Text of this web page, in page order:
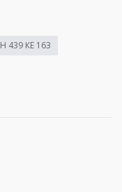
Н 439 КЕ 163